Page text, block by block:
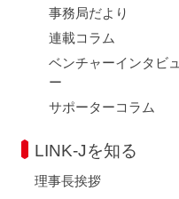
事務局だより
連載コラム
ベンチャーインタビュ
ー
サポーターコラム
LINK-Jを知る
理事長挨拶